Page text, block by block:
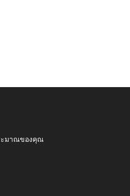
ะมาณของคุณ